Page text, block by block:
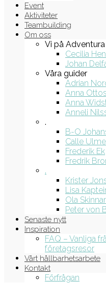
Event
Aktiviteter
Teambuilding
Om oss
Vi på Adventura
Cecilia
Johan
Våra guider
Adrian
Anna
Anna
Anneli
.
B-O
Calle
Frederik Ek
Fredrik
.
Krister
Lisa
Ola
Peter von
Senaste nytt
Inspiration
FAQ – Vanliga
företagsresor
Vårt hållbarhetsarbete
Kontakt
Förfrågan